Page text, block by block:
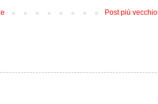
Post più vecchio